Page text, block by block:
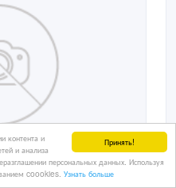
Принять!
контента и
и анализа
персональных данных. Используя
coookies. Узнать больше